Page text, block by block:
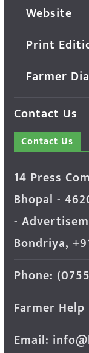
Website
Print
Farmer
Contact Us
Contact Us
14 Press
Bhopal -
-
Bondriya,
Phone:
Farmer Help
Email: